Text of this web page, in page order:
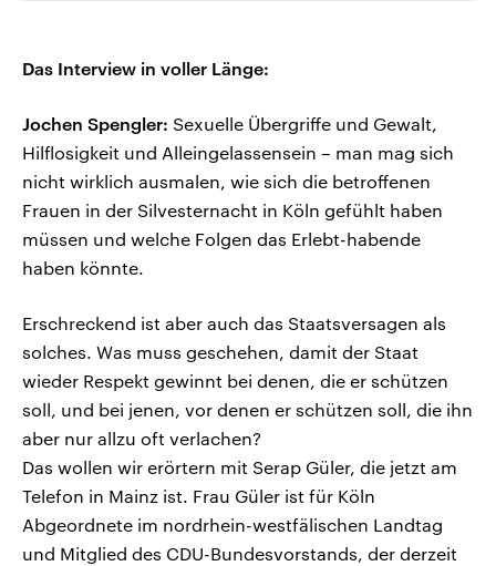
Das Interview in voller Länge:
Jochen Spengler: Sexuelle Übergriffe und Gewalt,
Hilflosigkeit und Alleingelassensein – man mag sich
nicht wirklich ausmalen, wie sich die betroffenen
Frauen in der Silvesternacht in Köln gefühlt haben
müssen und welche Folgen das Erlebt-habende
haben könnte.
Erschreckend ist aber auch das Staatsversagen als
solches. Was muss geschehen, damit der Staat
wieder Respekt gewinnt bei denen, die er schützen
soll, und bei jenen, vor denen er schützen soll, die ihn
aber nur allzu oft verlachen?
Das wollen wir erörtern mit Serap Güler, die jetzt am
Telefon in Mainz ist. Frau Güler ist für Köln
Abgeordnete im nordrhein-westfälischen Landtag
und Mitglied des CDU-Bundesvorstands, der derzeit